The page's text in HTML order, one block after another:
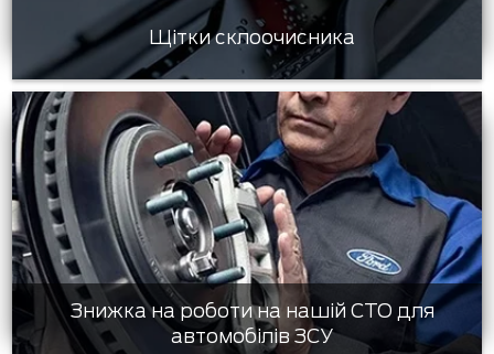
Щітки склоочисника
Знижка на роботи на нашій СТО для
автомобілів ЗСУ